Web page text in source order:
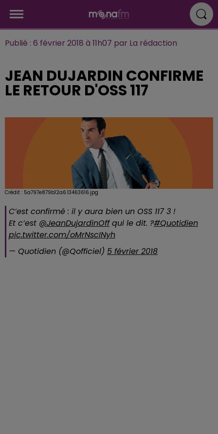
Publié : 6 février 2018 à 11h07 par La rédaction
JEAN DUJARDIN CONFIRME
LE RETOUR D'OSS 117
Crédit : 5a797e879b12a6.13463616.jpg
C’est confirmé : il y aura bien un OSS 117 3 !
Et c’est @JeanDujardinOffqui le dit. ?#Quotidien
pic.twitter.com/oMrNscINyh
— Quotidien (@Qofficiel) 5 février 2018